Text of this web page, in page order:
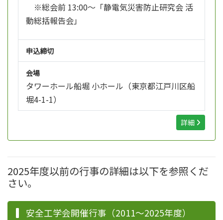
※総会前 13:00～「静電気災害防止研究会 活
動総括報告会」
申込締切
会場
タワーホール船堀 小ホール（東京都江戸川区船
堀4-1-1）
詳細
2025年度以前の行事の詳細は以下を参照くだ
さい。
安全工学会開催行事（2011～2025年度）